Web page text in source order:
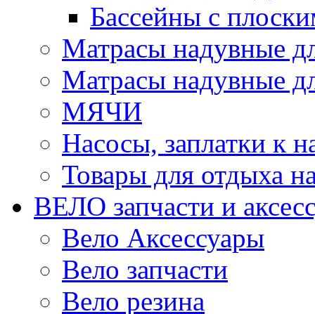
Бассейны с
Матрасы надувные
Матрасы надувные
МЯЧИ
Насосы, заплатки к
Товары для отдыха
ВЕЛО запчасти и
Вело Аксессуары
Вело запчасти
Вело резина